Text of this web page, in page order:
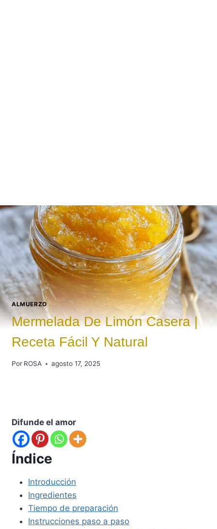
ALMUERZO
Mermelada De Limón Casera |
Receta Fácil Y Natural
Por ROSA agosto 17, 2025
Difunde el amor
Índice
Introducción
Ingredientes
Tiempo de preparación
Instrucciones paso a paso